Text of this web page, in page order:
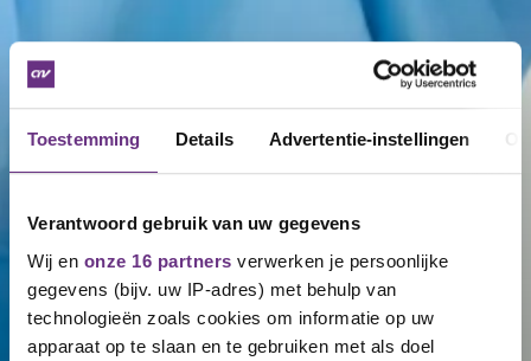
Toestemming Details Advertentie-instellingen
Verantwoord gebruik van uw gegevens
Wij en onze 16 partners verwerken je persoonlijke
gegevens (bijv. uw IP-adres) met behulp van
technologieën zoals cookies om informatie op uw
apparaat op te slaan en te gebruiken met als doel